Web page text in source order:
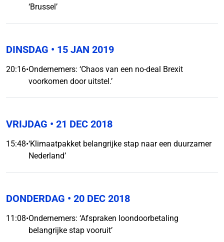
‘Brussel’
DINSDAG • 15 JAN 2019
20:16•Ondernemers: ‘Chaos van een no-deal Brexit
voorkomen door uitstel.’
VRIJDAG • 21 DEC 2018
15:48•‘Klimaatpakket belangrijke stap naar een duurzamer
Nederland’
DONDERDAG • 20 DEC 2018
11:08•Ondernemers: ‘Afspraken loondoorbetaling
belangrijke stap vooruit’